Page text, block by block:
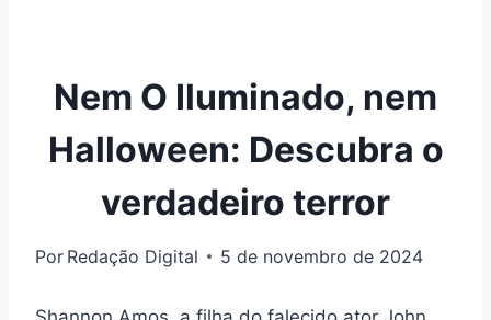
Nem O Iluminado, nem
Halloween: Descubra o
verdadeiro terror
Por Redação Digital 5 de novembro de 2024